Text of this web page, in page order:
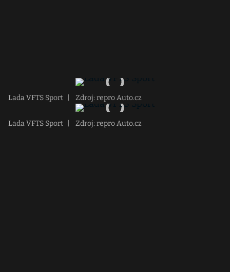
Lada VFTS Sport Zdroj: repro Auto.cz
Lada VFTS Sport Zdroj: repro Auto.cz